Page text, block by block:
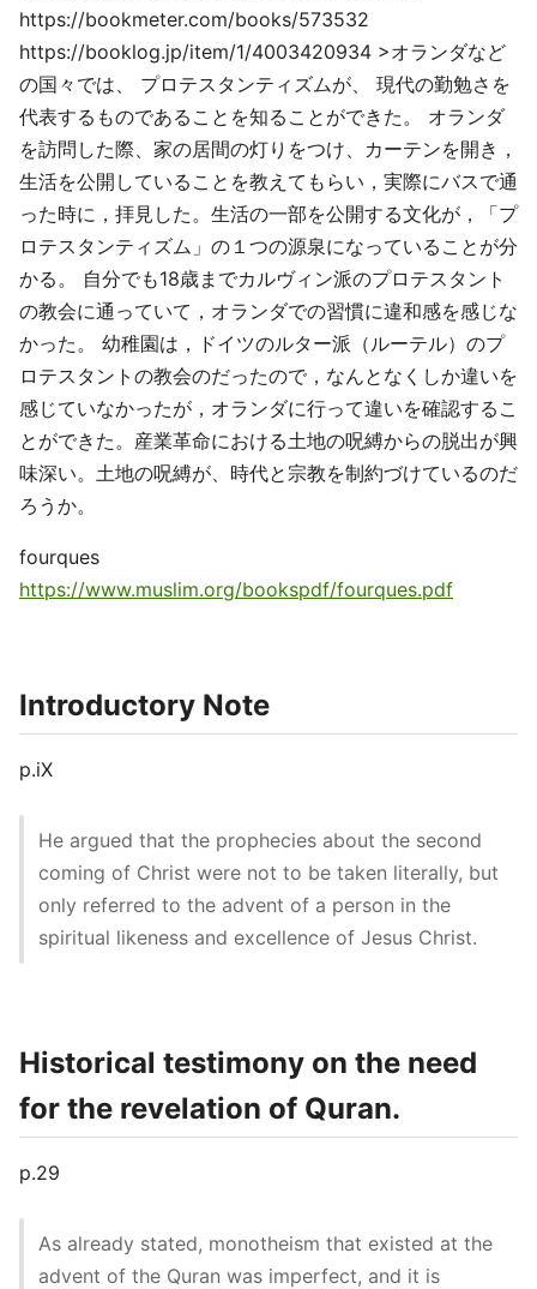
https://bookmeter.com/books/573532
https://booklog.jp/item/1/4003420934 >オランダなど
の国々では、 プロテスタンティズムが、 現代の勤勉さを
代表するものであることを知ることができた。 オランダ
を訪問した際、家の居間の灯りをつけ、カーテンを開き，
生活を公開していることを教えてもらい，実際にバスで通
った時に，拝見した。生活の一部を公開する文化が，「プ
ロテスタンティズム」の１つの源泉になっていることが分
かる。 自分でも18歳までカルヴィン派のプロテスタント
の教会に通っていて，オランダでの習慣に違和感を感じな
かった。 幼稚園は，ドイツのルター派（ルーテル）のプ
ロテスタントの教会のだったので，なんとなくしか違いを
感じていなかったが，オランダに行って違いを確認するこ
とができた。産業革命における土地の呪縛からの脱出が興
味深い。土地の呪縛が、時代と宗教を制約づけているのだ
ろうか。
fourques
https://www.muslim.org/bookspdf/fourques.pdf
Introductory Note
p.iX
He argued that the prophecies about the second
coming of Christ were not to be taken literally, but
only referred to the advent of a person in the
spiritual likeness and excellence of Jesus Christ.
Historical testimony on the need
for the revelation of Quran.
p.29
As already stated, monotheism that existed at the
advent of the Quran was imperfect, and it is